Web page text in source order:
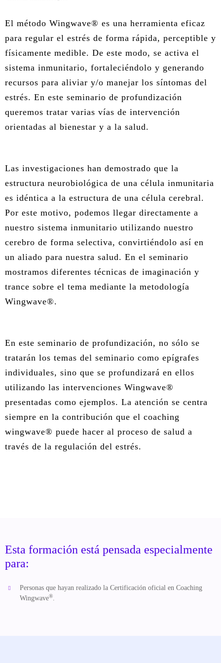
ÀREA DE PEDAGOGIA SISTÈMICA
ÀREA DE INTERVENCIÓ ESTRATÈGICA
ÁREA ONLINE
El método Wingwave® es una herramienta eficaz
para regular el estrés de forma rápida, perceptible y
físicamente medible. De este modo, se activa el
sistema inmunitario, fortaleciéndolo y generando
recursos para aliviar y/o manejar los síntomas del
estrés. En este seminario de profundización
queremos tratar varias vías de intervención
orientadas al bienestar y a la salud.
Las investigaciones han demostrado que la
estructura neurobiológica de una célula inmunitaria
es idéntica a la estructura de una célula cerebral.
Por este motivo, podemos llegar directamente a
nuestro sistema inmunitario utilizando nuestro
cerebro de forma selectiva, convirtiéndolo así en
un aliado para nuestra salud. En el seminario
mostramos diferentes técnicas de imaginación y
trance sobre el tema mediante la metodología
Wingwave®.
En este seminario de profundización, no sólo se
tratarán los temas del seminario como epígrafes
individuales, sino que se profundizará en ellos
utilizando las intervenciones Wingwave®
presentadas como ejemplos. La atención se centra
siempre en la contribución que el coaching
wingwave® puede hacer al proceso de salud a
través de la regulación del estrés.
Esta formación está pensada especialmente
para:
Personas que hayan realizado la Certificación oficial en Coaching
Wingwave®.